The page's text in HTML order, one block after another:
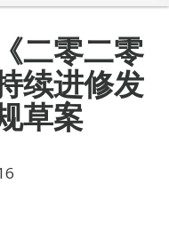
二零二零
续进修发
草案